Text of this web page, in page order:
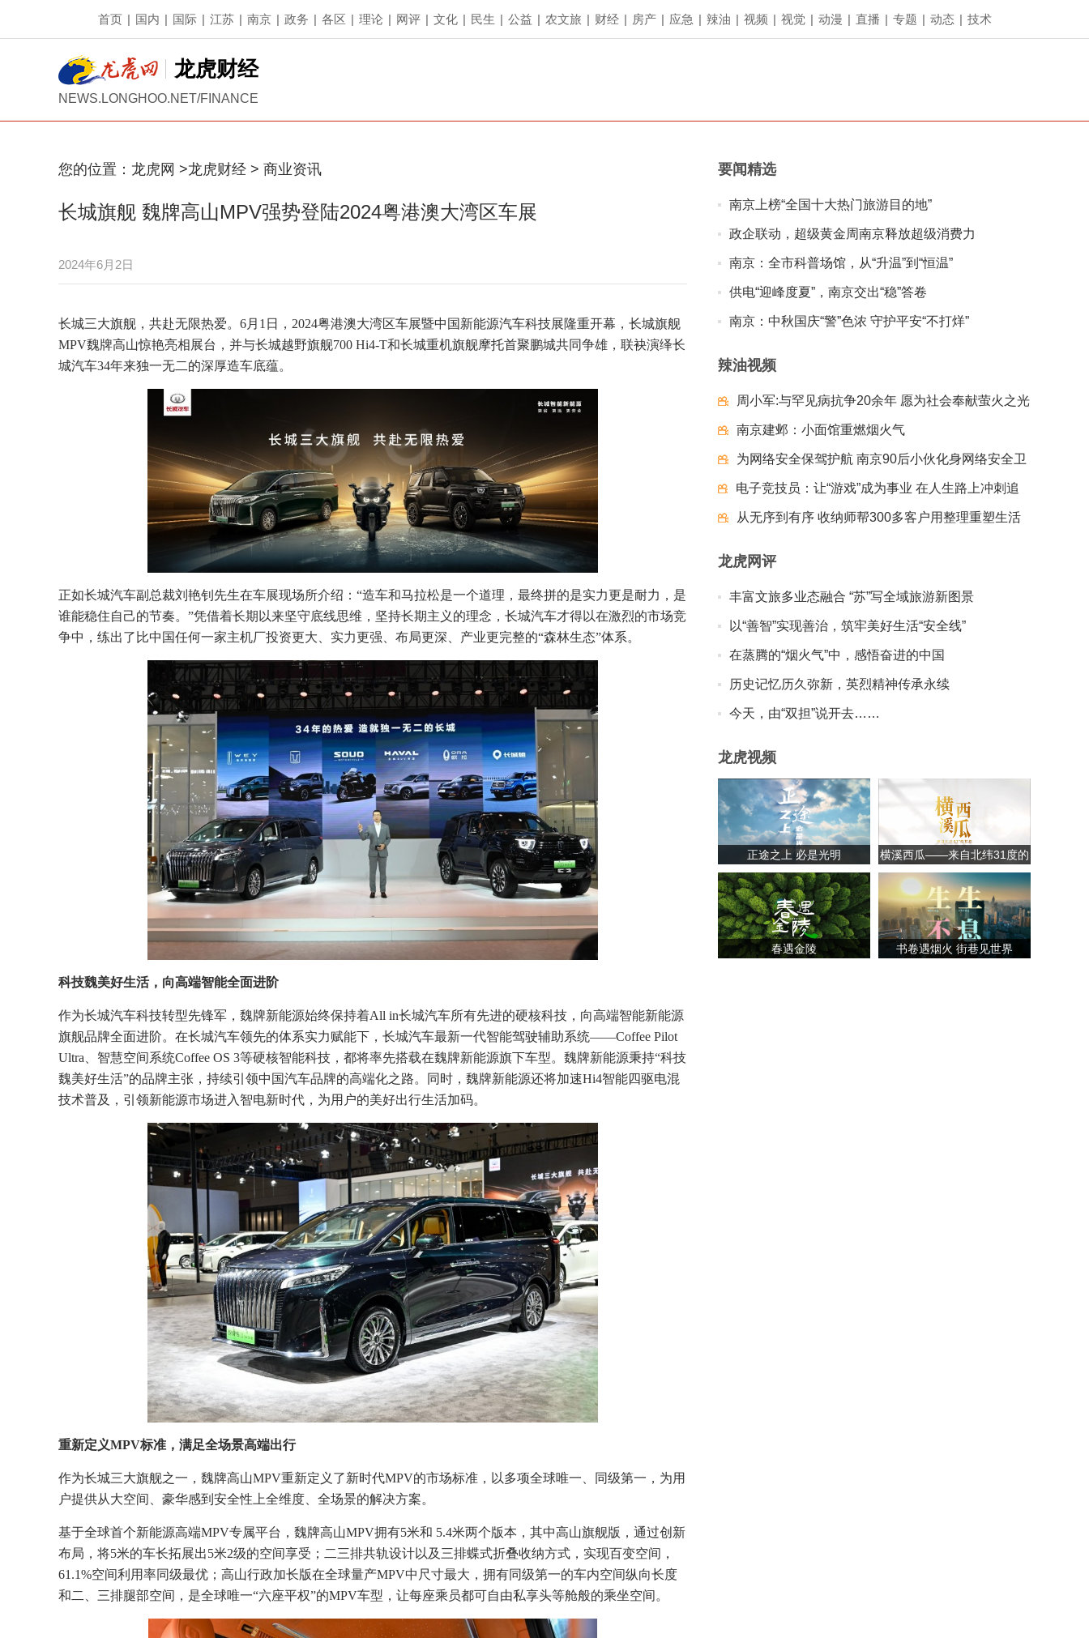
首页 | 国内 | 国际 | 江苏 | 南京 | 政务 | 各区 | 理论 | 网评 | 文化 | 民生 | 公益 | 农文旅 | 财经 | 房产 | 应急 | 辣油 | 视频 | 视觉 | 动漫 | 直播 | 专题 | 动态 | 技术
龙虎财经
NEWS.LONGHOO.NET/FINANCE
您的位置： 龙虎网 >龙虎财经 > 商业资讯
长城旗舰 魏牌高山MPV强势登陆2024粤港澳大湾区车展
2024年6月2日
长城三大旗舰，共赴无限热爱。6月1日，2024粤港澳大湾区车展暨中国新能源汽车科技展隆重开幕，长城旗舰
MPV魏牌高山惊艳亮相展台，并与长城越野旗舰700 Hi4-T和长城重机旗舰摩托首聚鹏城共同争雄，联袂演绎长
城汽车34年来独一无二的深厚造车底蕴。
正如长城汽车副总裁刘艳钊先生在车展现场所介绍：“造车和马拉松是一个道理，最终拼的是实力更是耐力，是
谁能稳住自己的节奏。”凭借着长期以来坚守底线思维，坚持长期主义的理念，长城汽车才得以在激烈的市场竞
争中，练出了比中国任何一家主机厂投资更大、实力更强、布局更深、产业更完整的“森林生态”体系。
科技魏美好生活，向高端智能全面进阶
作为长城汽车科技转型先锋军，魏牌新能源始终保持着All in长城汽车所有先进的硬核科技，向高端智能新能源
旗舰品牌全面进阶。在长城汽车领先的体系实力赋能下，长城汽车最新一代智能驾驶辅助系统——Coffee Pilot
Ultra、智慧空间系统Coffee OS 3等硬核智能科技，都将率先搭载在魏牌新能源旗下车型。魏牌新能源秉持“科技
魏美好生活”的品牌主张，持续引领中国汽车品牌的高端化之路。同时，魏牌新能源还将加速Hi4智能四驱电混
技术普及，引领新能源市场进入智电新时代，为用户的美好出行生活加码。
重新定义MPV标准，满足全场景高端出行
作为长城三大旗舰之一，魏牌高山MPV重新定义了新时代MPV的市场标准，以多项全球唯一、同级第一，为用
户提供从大空间、豪华感到安全性上全维度、全场景的解决方案。
基于全球首个新能源高端MPV专属平台，魏牌高山MPV拥有5米和 5.4米两个版本，其中高山旗舰版，通过创新
布局，将5米的车长拓展出5米2级的空间享受；二三排共轨设计以及三排蝶式折叠收纳方式，实现百变空间，
61.1%空间利用率同级最优；高山行政加长版在全球量产MPV中尺寸最大，拥有同级第一的车内空间纵向长度
和二、三排腿部空间，是全球唯一“六座平权”的MPV车型，让每座乘员都可自由私享头等舱般的乘坐空间。
要闻精选
南京上榜“全国十大热门旅游目的地”
政企联动，超级黄金周南京释放超级消费力
南京：全市科普场馆，从“升温”到“恒温”
供电“迎峰度夏”，南京交出“稳”答卷
南京：中秋国庆“警”色浓 守护平安“不打烊”
辣油视频
周小军:与罕见病抗争20余年 愿为社会奉献萤火之光
南京建邺：小面馆重燃烟火气
为网络安全保驾护航 南京90后小伙化身网络安全卫
士
电子竞技员：让“游戏”成为事业 在人生路上冲刺追
梦夺冠
从无序到有序 收纳师帮300多客户用整理重塑生活
龙虎网评
丰富文旅多业态融合 “苏”写全域旅游新图景
以“善智”实现善治，筑牢美好生活“安全线”
在蒸腾的“烟火气”中，感悟奋进的中国
历史记忆历久弥新，英烈精神传承永续
今天，由“双担”说开去……
龙虎视频
正途之上 必是光明
横溪西瓜——来自北纬31度的
甘甜
春遇金陵 书卷遇烟火 街巷见世界